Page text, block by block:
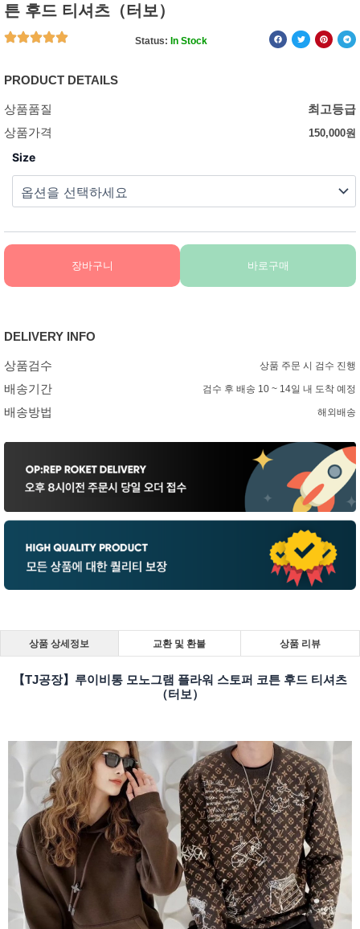
튼 후드 티셔츠（터보）
Status: In Stock
PRODUCT DETAILS
상품품질
최고등급
상품가격
150,000원
Size
장바구니 바로구매
DELIVERY INFO
상품검수 상품 주문 시 검수 진행
배송기간 검수 후 배송 10 ~ 14일 내 도착 예정
배송방법 해외배송
상품 상세정보 교환 및 환불 상품 리뷰
【TJ공장】루이비통 모노그램 플라워 스토퍼 코튼 후드 티셔츠
（터보）